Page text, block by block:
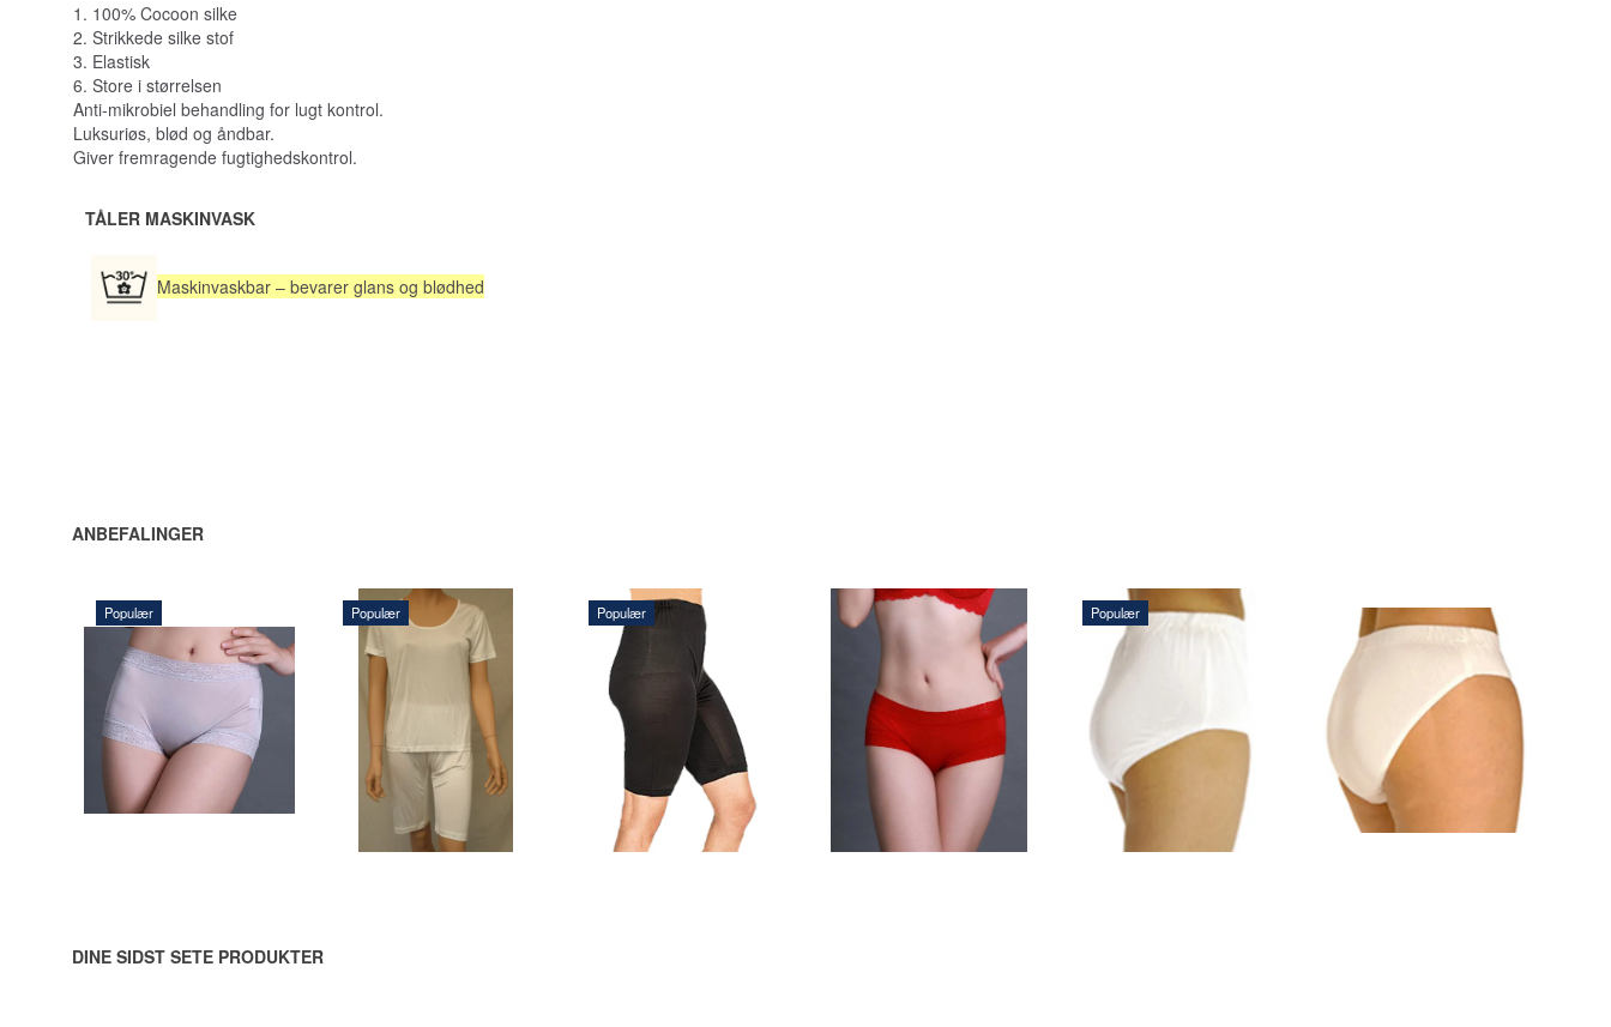
1. 100% Cocoon silke
2. Strikkede silke stof
3. Elastisk
6. Store i størrelsen
Anti-mikrobiel behandling for lugt kontrol.
Luksuriøs, blød og åndbar.
Giver fremragende fugtighedskontrol.
TÅLER MASKINVASK
Maskinvaskbar – bevarer glans og blødhed
ANBEFALINGER
Populær
165,00 DKK
LÆG
I
KURV
Populær
600,00 DKK
LÆG I
KURV
Populær
456,25 DKK
LÆG I
KURV
143,75 DKK
LÆG
KURV
Populær
LÆG I
KURV
DINE SIDST SETE PRODUKTER